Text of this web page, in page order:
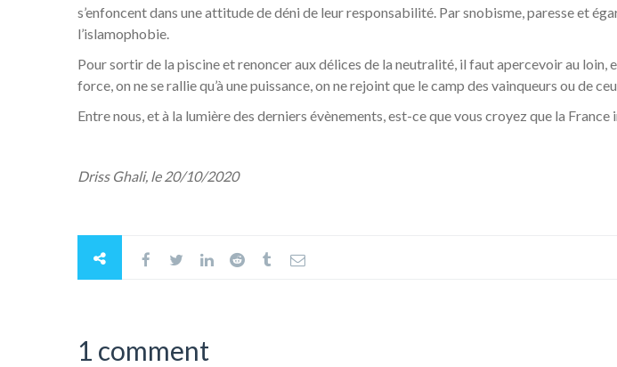
s’enfoncent dans une attitude de déni de leur responsabilité. Par snobisme, paresse et
l’islamophobie.
Pour sortir de la piscine et renoncer aux délices de la neutralité, il faut apercevoir au loin,
force, on ne se rallie qu’à une puissance, on ne rejoint que le camp des vainqueurs ou de
Entre nous, et à la lumière des derniers évènements, est-ce que vous croyez que la
Driss Ghali, le 20/10/2020
1 comment